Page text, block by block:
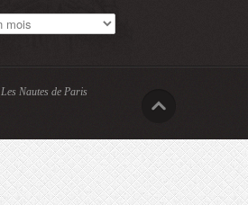
Les Nautes de Paris